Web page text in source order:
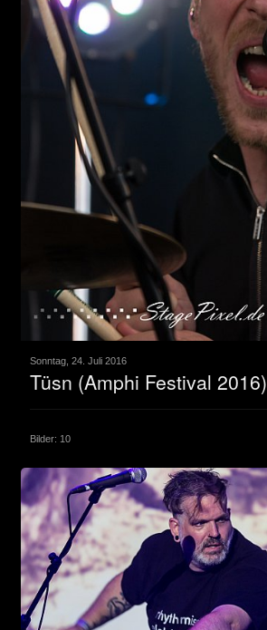
Sonntag, 24. Juli 2016
Tüsn (Amphi Festival 2016)
Bilder: 10